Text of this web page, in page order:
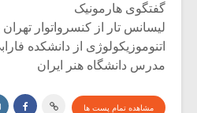
گفتگوی هارمونیک
لیسانس تار از کنسرواتوار
اتنوموزیکولوژی از دانشکده
مدرس دانشگاه هنر ایران
مشاهده تمام پست ها